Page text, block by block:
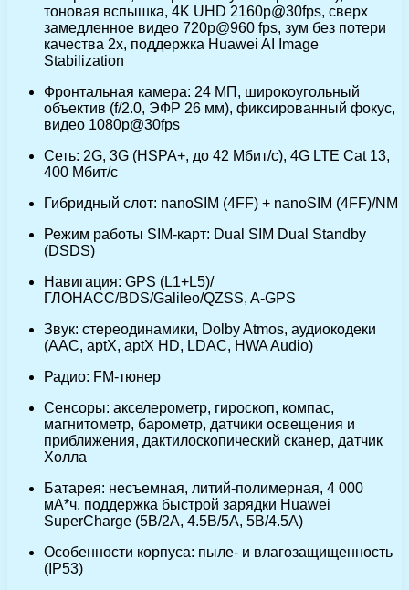
тоновая вспышка, 4K UHD 2160p@30fps, сверх
замедленное видео 720p@960 fps, зум без потери
качества 2х, поддержка Huawei AI Image
Stabilization
Фронтальная камера: 24 МП, широкоугольный
объектив (f/2.0, ЭФР 26 мм), фиксированный фокус,
видео 1080p@30fps
Сеть: 2G, 3G (HSPA+, до 42 Мбит/с), 4G LTE Cat 13,
400 Мбит/с
Гибридный слот: nanoSIM (4FF) + nanoSIM (4FF)/NM
Режим работы SIM-карт: Dual SIM Dual Standby
(DSDS)
Навигация: GPS (L1+L5)/
ГЛОНАСС/BDS/Galileo/QZSS, A-GPS
Звук: стереодинамики, Dolby Atmos, аудиокодеки
(AAC, aptX, aptX HD, LDAC, HWA Audio)
Радио: FM-тюнер
Сенсоры: акселерометр, гироскоп, компас,
магнитометр, барометр, датчики освещения и
приближения, дактилоскопический сканер, датчик
Холла
Батарея: несъемная, литий-полимерная, 4 000
мА*ч, поддержка быстрой зарядки Huawei
SuperCharge (5В/2А, 4.5В/5А, 5В/4.5А)
Особенности корпуса: пыле- и влагозащищенность
(IP53)